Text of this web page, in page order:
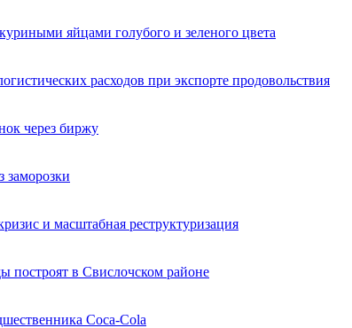
яйцами голубого и зеленого цвета
расходов при экспорте продовольствия
через биржу
заморозки
и масштабная реструктуризация
в Свислочском районе
Coca-Cola